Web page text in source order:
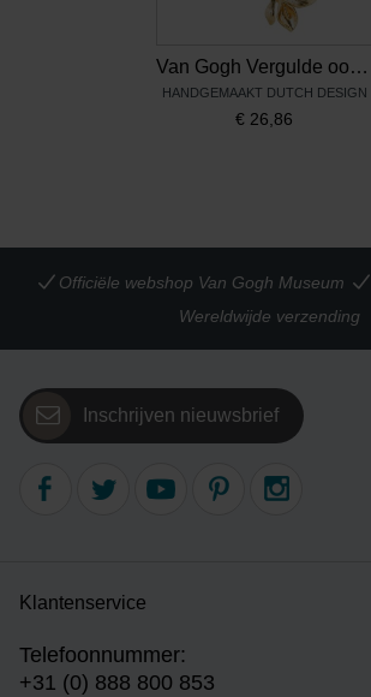
Van Gogh Vergulde oorhangers Irissen, door Ellen Beekmans
HANDGEMAAKT DUTCH DESIGN
€ 26,86
Officiële webshop Van Gogh Museum
Wereldwijde verzending
Inschrijven nieuwsbrief
Klantenservice
Telefoonnummer:
+31 (0) 888 800 853